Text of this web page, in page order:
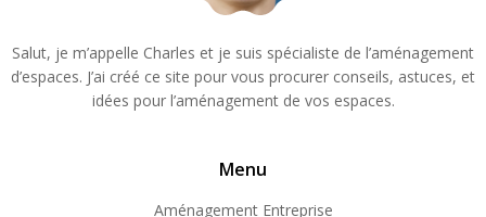
Salut, je m’appelle Charles et je suis spécialiste de l’aménagement
d’espaces. J’ai créé ce site pour vous procurer conseils, astuces, et
idées pour l’aménagement de vos espaces.
Menu
Aménagement Entreprise